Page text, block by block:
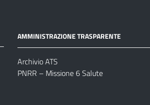
AMMINISTRAZIONE TRASPARENTE
Archivio ATS
PNRR – Missione 6 Salute